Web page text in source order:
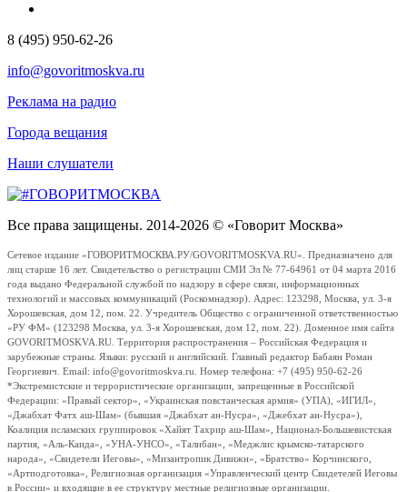
8 (495) 950-62-26
info@govoritmoskva.ru
Реклама на радио
Города вещания
Наши слушатели
Все права защищены. 2014-2026 © «Говорит Москва»
Сетевое издание «ГОВОРИТМОСКВА.РУ/GOVORITMOSKVA.RU». Предназначено для
лиц старше 16 лет. Свидетельство о регистрации СМИ Эл № 77-64961 от 04 марта 2016
года выдано Федеральной службой по надзору в сфере связи, информационных
технологий и массовых коммуникаций (Роскомнадзор). Адрес: 123298, Москва, ул. 3-я
Хорошевская, дом 12, пом. 22. Учредитель Общество с ограниченной ответственностью
«РУ ФМ» (123298 Москва, ул. 3-я Хорошевская, дом 12, пом. 22). Доменное имя сайта
GOVORITMOSKVA.RU. Территория распространения – Российская Федерация и
зарубежные страны. Языки: русский и английский. Главный редактор Бабаян Роман
Георгиевич. Email: info@govoritmoskva.ru. Номер телефона: +7 (495) 950-62-26
*Экстремистские и террористические организации, запрещенные в Российской
Федерации: «Правый сектор», «Украинская повстанческая армия» (УПА), «ИГИЛ»,
«Джабхат Фатх аш-Шам» (бывшая «Джабхат ан-Нусра», «Джебхат ан-Нусра»),
Коалиция исламских группировок «Хайят Тахрир аш-Шам», Национал-Большевистская
партия, «Аль-Каида», «УНА-УНСО», «Талибан», «Меджлис крымско-татарского
народа», «Свидетели Иеговы», «Мизантропик Дивижн», «Братство» Корчинского,
«Артподготовка», Религиозная организация «Управленческий центр Свидетелей Иеговы
в России» и входящие в ее структуру местные религиозные организации.